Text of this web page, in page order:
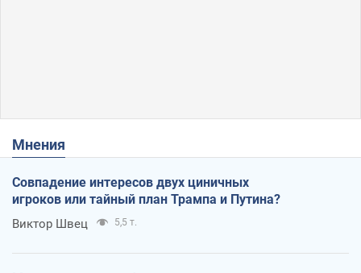
Мнения
Совпадение интересов двух циничных
игроков или тайный план Трампа и Путина?
Виктор Швец 5,5 т.